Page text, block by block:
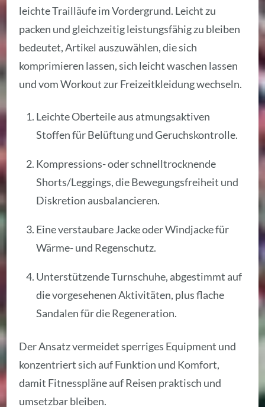
leichte Trailläufe im Vordergrund. Leicht zu
packen und gleichzeitig leistungsfähig zu bleiben
bedeutet, Artikel auszuwählen, die sich
komprimieren lassen, sich leicht waschen lassen
und vom Workout zur Freizeitkleidung wechseln.
Leichte Oberteile aus atmungsaktiven
Stoffen für Belüftung und Geruchskontrolle.
Kompressions- oder schnelltrocknende
Shorts/Leggings, die Bewegungsfreiheit und
Diskretion ausbalancieren.
Eine verstaubare Jacke oder Windjacke für
Wärme- und Regenschutz.
Unterstützende Turnschuhe, abgestimmt auf
die vorgesehenen Aktivitäten, plus flache
Sandalen für die Regeneration.
Der Ansatz vermeidet sperriges Equipment und
konzentriert sich auf Funktion und Komfort,
damit Fitnesspläne auf Reisen praktisch und
umsetzbar bleiben.